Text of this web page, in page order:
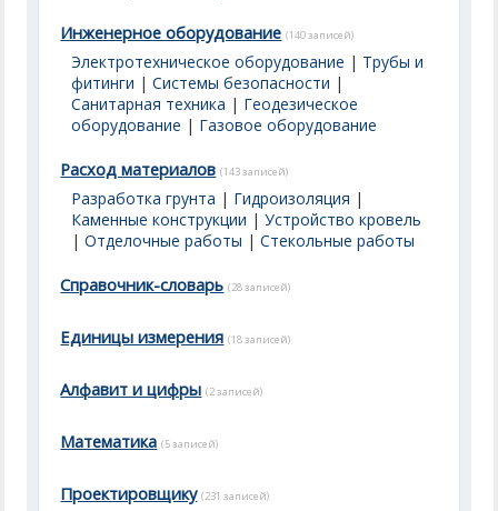
Инженерное оборудование (140 записей)
Электротехническое оборудование | Трубы и
фитинги |Системы безопасности |
Санитарная техника | Геодезическое
оборудование | Газовое оборудование
Расход материалов (143 записей)
Разработка грунта | Гидроизоляция |
Каменные конструкции |Устройство кровель
|Отделочные работы |Стекольные работы
Справочник-словарь (28 записей)
Единицы измерения (18 записей)
Алфавит и цифры (2 записей)
Математика (5 записей)
Проектировщику (231 записей)